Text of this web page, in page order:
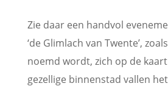
Zie daar een handvol
‘de Glimlach van Twente’,
noemd wordt, zich op de
gezellige binnenstad vallen